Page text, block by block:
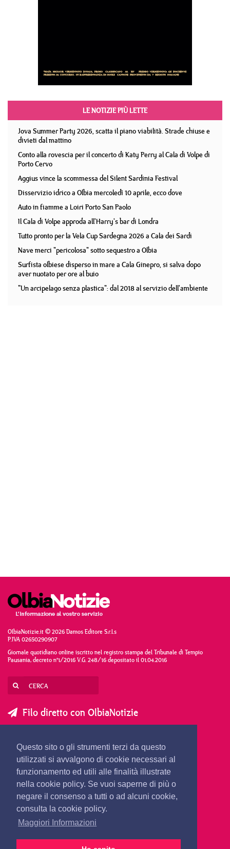
Questo sito o gli strumenti terzi da questo
utilizzati si avvalgono di cookie necessari al
funzionamento ed utili alle finalità illustrate
nella cookie policy. Se vuoi saperne di più o
negare il consenso a tutti o ad alcuni cookie,
consulta la cookie policy.
Maggiori Informazioni
LE NOTIZIE PIÙ LETTE
Jova Summer Party 2026, scatta il piano viabilità. Strade chiuse e
divieti dal mattino
Conto alla rovescia per il concerto di Katy Perry al Cala di Volpe di
Porto Cervo
Aggius vince la scommessa del Silent Sardinia Festival
Disservizio idrico a Olbia mercoledì 10 aprile, ecco dove
Auto in fiamme a Loiri Porto San Paolo
Il Cala di Volpe approda all'Harry's bar di Londra
Tutto pronto per la Vela Cup Sardegna 2026 a Cala dei Sardi
Nave merci "pericolosa" sotto sequestro a Olbia
Surfista olbiese disperso in mare a Cala Ginepro, si salva dopo
aver nuotato per ore al buio
"Un arcipelago senza plastica": dal 2018 al servizio dell'ambiente
OlbiaNotizie.it © 2026 Damos Editore S.r.l.s
P.IVA 02650290907
Giornale quotidiano online iscritto nel registro stampa del Tribunale di Tempio
Pausania, decreto n°1/2016 V.G. 248/16 depositato il 01.04.2016
Filo diretto con OlbiaNotizie
SEGNALA UNA NOTIZIA
SEGNALA UN EVENTO
redazione@olbianotizie.it